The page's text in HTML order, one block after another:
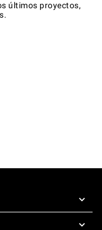
últimos proyectos,